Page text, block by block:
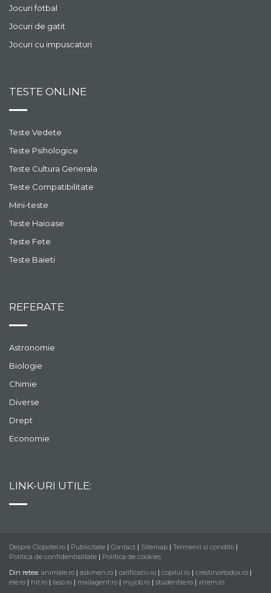
Jocuri fotbal
Jocuri de gatit
Jocuri cu impuscaturi
TESTE ONLINE
Teste Vedete
Teste Psihologice
Teste Cultura Generala
Teste Compatibilitate
Mini-teste
Teste Haioase
Teste Fete
Teste Baieti
REFERATE
Astronomie
Biologie
Chimie
Diverse
Drept
Economie
LINK-URI UTILE:
Despre Clopotel.ro | Publicitate | Contact | Sitemap | Termenii si conditii |
Politica de confidentialitate | Politica de cookies
Din retea: animale.ro | askmen.ro | calificativ.ro | copilul.ro | crestinortodox.ro |
ele.ro | hit.ro | laso.ro | mailagent.ro | myjob.ro | studentie.ro | xtrem.ro